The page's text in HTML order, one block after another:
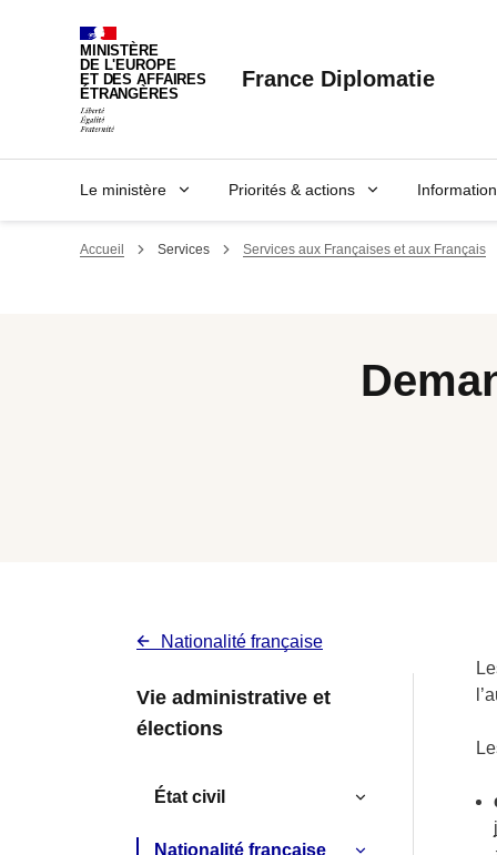
MINISTÈRE
DE L'EUROPE
ET DES AFFAIRES
ÉTRANGÈRES
France Diplomatie
Le ministère Priorités & actions
Accueil Services Services aux Françaises et aux Français
Nationalité française
Menu
latéral
Services
-
Vie administrative et
élections
État civil
Nationalité française